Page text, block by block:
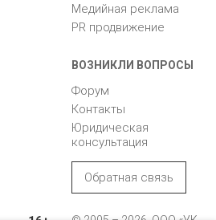
Медийная реклама
PR продвижение
ВОЗНИКЛИ ВОПРОСЫ
Форум
Контакты
Юридическая
консультация
Обратная связь